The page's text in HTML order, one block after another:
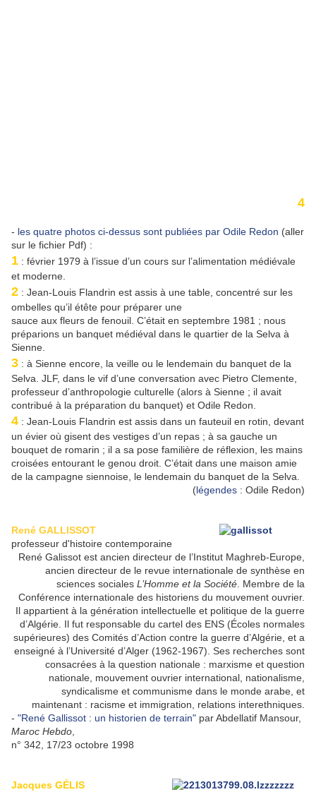
4
- les quatre photos ci-dessus sont publiées par Odile Redon (aller
sur le fichier Pdf) :
1 : février 1979 à l’issue d’un cours sur l’alimentation médiévale
et moderne.
2 : Jean-Louis Flandrin est assis à une table, concentré sur les
ombelles qu’il étête pour préparer une
sauce aux fleurs de fenouil. C’était en septembre 1981 ; nous
préparions un banquet médiéval dans le quartier de la Selva à
Sienne.
3 : à Sienne encore, la veille ou le lendemain du banquet de la
Selva. JLF, dans le vif d’une conversation avec Pietro Clemente,
professeur d’anthropologie culturelle (alors à Sienne ; il avait
contribué à la préparation du banquet) et Odile Redon.
4 : Jean-Louis Flandrin est assis dans un fauteuil en rotin, devant
un évier où gisent des vestiges d’un repas ; à sa gauche un
bouquet de romarin ; il a sa pose familière de réflexion, les mains
croisées entourant le genou droit. C’était dans une maison amie
de la campagne siennoise, le lendemain du banquet de la Selva.
(légendes : Odile Redon)
René GALLISSOT
professeur d'histoire contemporaine
René Galissot est ancien directeur de l’Institut Maghreb-Europe,
ancien directeur de le revue internationale de synthèse en
sciences sociales L’Homme et la Société . Membre de la
Conférence internationale des historiens du mouvement ouvrier.
Il appartient à la génération intellectuelle et politique de la guerre
d’Algérie. Il fut responsable du cartel des ENS (Écoles normales
supérieures) des Comités d’Action contre la guerre d’Algérie, et a
enseigné à l’Université d’Alger (1962-1967). Ses recherches sont
consacrées à la question nationale : marxisme et question
nationale, mouvement ouvrier international, nationalisme,
syndicalisme et communisme dans le monde arabe, et
maintenant : racisme et immigration, relations interethniques.
- "René Gallissot : un historien de terrain" par Abdellatif Mansour,
Maroc Hebdo
n° 342, 17/23 octobre 1998
Jacques GÉLIS